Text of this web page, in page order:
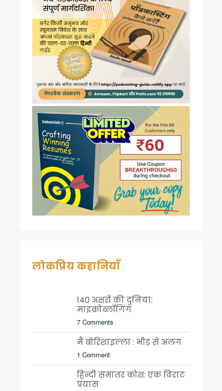
लोकप्रिय कहानियाँ
140 अक्षरों की दुनिया:
माइक्रोब्लॉगिंग
7 Comments
मैं बोरिशाइल्ला : भीड़ से अलग
1 Comment
हिन्दी समांतर कोश: एक विराट
प्रयास